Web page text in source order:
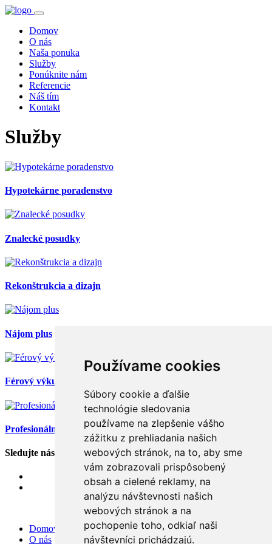
Používame cookies
Súbory cookie a ďalšie
technológie sledovania
používame na zlepšenie vášho
zážitku z prehliadania našich
webových stránok, na to, aby sme
vám zobrazovali prispôsobený
obsah a cielené reklamy, na
analýzu návštevnosti našich
webových stránok a na
pochopenie toho, odkiaľ naši
návštevníci prichádzajú.
Domov
O nás
Naša ponuka
Služby
Ponúknite nám
Referencie
Náš tím
Kontakt
Služby
Hypotekárne poradenstvo
Znalecké posudky
Rekonštrukcia a dizajn
Nájom plus
Férový výkup nehnuteľnosti
Profesionálna dokumentácia nehnuteľnosti
Sledujte nás
Domov
O nás